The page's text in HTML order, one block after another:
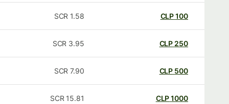
100
CLP
1.58
SCR
250
CLP
3.95
SCR
500
CLP
7.90
SCR
1000
CLP
15.81
SCR